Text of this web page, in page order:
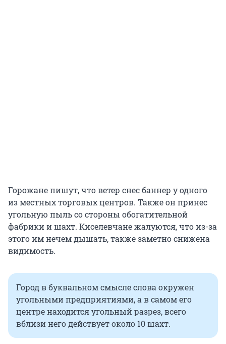
Горожане пишут, что ветер снес баннер у одного
из местных торговых центров. Также он принес
угольную пыль со стороны обогатительной
фабрики и шахт. Киселевчане жалуются, что из-за
этого им нечем дышать, также заметно снижена
видимость.
Город в буквальном смысле слова окружен
угольными предприятиями, а в самом его
центре находится угольный разрез, всего
вблизи него действует около 10 шахт.